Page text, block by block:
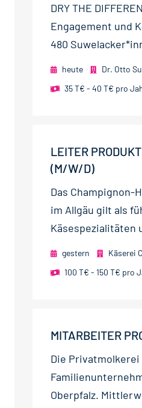
DRY THE
Engagement und
480
heute Dr. Otto
35 T€ - 40 T€ pro
LEITER
(M/W/D)
Das
im Allgäu gilt als
Käsespezialitäten
gestern Käserei
100 T€ - 150 T€ pro
MITARBEITER
Die
Oberpfalz.